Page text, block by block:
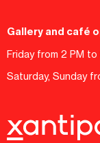
Gallery and café
Friday from 2 PM to
Saturday, Sunday